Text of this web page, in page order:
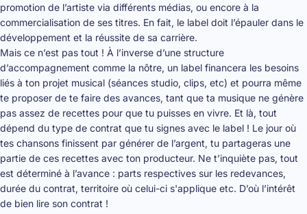
promotion de l’artiste via différents médias, ou encore à la
commercialisation de ses titres. En fait, le label doit l’épauler dans le
développement et la réussite de sa carrière.
Mais ce n’est pas tout ! À l’inverse d’une structure
d’accompagnement comme la nôtre, un label financera les besoins
liés à ton projet musical (séances studio, clips, etc) et pourra même
te proposer de te faire des avances, tant que ta musique ne génère
pas assez de recettes pour que tu puisses en vivre. Et là, tout
dépend du type de contrat que tu signes avec le label ! Le jour où
tes chansons finissent par générer de l’argent, tu partageras une
partie de ces recettes avec ton producteur. Ne t’inquiète pas, tout
est déterminé à l’avance : parts respectives sur les redevances,
durée du contrat, territoire où celui-ci s'applique etc. D’où l’intérêt
de bien lire son contrat !